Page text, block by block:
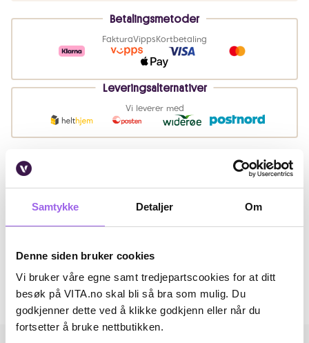
Samtykke Detaljer Om
Denne siden bruker cookies
Vi bruker våre egne samt tredjepartscookies for at ditt
besøk på VITA.no skal bli så bra som mulig. Du
godkjenner dette ved å klikke godkjenn eller når du
fortsetter å bruke nettbutikken.
Betalingsmetoder
FakturaVippsKortbetaling
Leveringsalternativer
Vi leverer med
Beskrivelse
Ingredienser
Omtaler
Andre har også kjøpt..